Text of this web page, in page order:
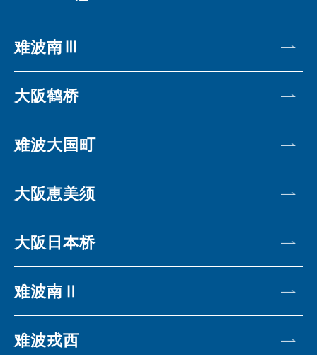
难波南Ⅲ
大阪鹤桥
难波大国町
大阪恵美须
大阪日本桥
难波南Ⅱ
难波戎西